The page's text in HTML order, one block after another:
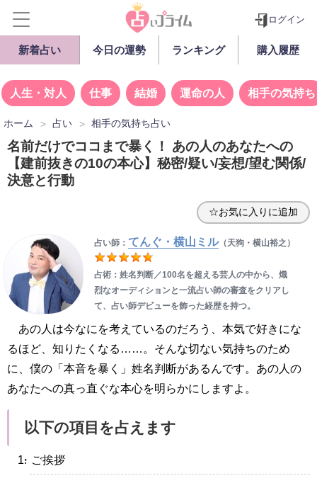
ログイン
新着占い 今日の運勢 ランキング 購入履歴
人生・対人 仕事 結婚 運命の人 相手の気持ち
ホーム 占い 相手の気持ち占い
名前だけでココまで暴く！ あの人のあなたへの
【建前抜きの10の本心】秘密/疑い/妄想/望む関係/
決意と行動
☆お気に入りに追加
占い師： てんぐ・横山ミル（天狗・横山裕之）
占術：姓名判断／100名を超える芸人の中から、熾
烈なオーディションと一流占い師の審査をクリアし
て、占い師デビューを飾った経歴を持つ。
あの人は今なにを考えているのだろう、本気で好きにな
るほど、知りたくなる……。そんな切ない気持ちのため
に、僕の「本音を暴く」姓名判断があるんです。あの人の
あなたへの真っ直ぐな本心を明らかにしますよ。
以下の項目を占えます
・ご挨拶